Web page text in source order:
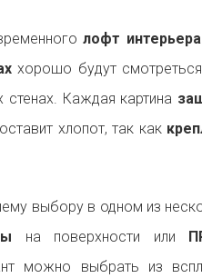
лофт интерьера
хорошо будут
Каждая картина
хлопот, так как
выбору в одном из
на поверхности или
можно выбрать из